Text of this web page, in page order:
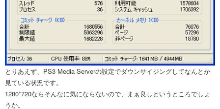
とりあえず、PS3 Media Serverの設定でダウンサイジングしてなんとか
見ている状況です。
1280*720ならそんなに気にならないので、まぁ良しというところでしょ
うか。